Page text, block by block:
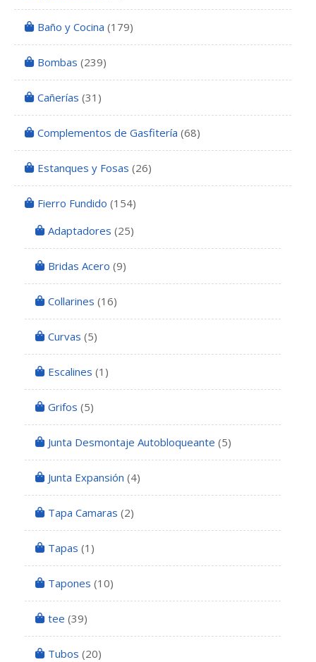
Baño y Cocina (179)
Bombas (239)
Cañerías (31)
Complementos de Gasfitería (68)
Estanques y Fosas (26)
Fierro Fundido (154)
Adaptadores (25)
Bridas Acero (9)
Collarines (16)
Curvas (5)
Escalines (1)
Grifos (5)
Junta Desmontaje Autobloqueante (5)
Junta Expansión (4)
Tapa Camaras (2)
Tapas (1)
Tapones (10)
tee (39)
Tubos (20)